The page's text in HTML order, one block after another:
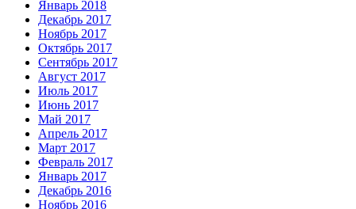
Январь 2018
Декабрь 2017
Ноябрь 2017
Октябрь 2017
Сентябрь 2017
Август 2017
Июль 2017
Июнь 2017
Май 2017
Апрель 2017
Март 2017
Февраль 2017
Январь 2017
Декабрь 2016
Ноябрь 2016